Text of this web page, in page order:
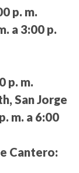
p. m.
a 3:00 p.
p. m.
San Jorge
m. a 6:00
Cantero: